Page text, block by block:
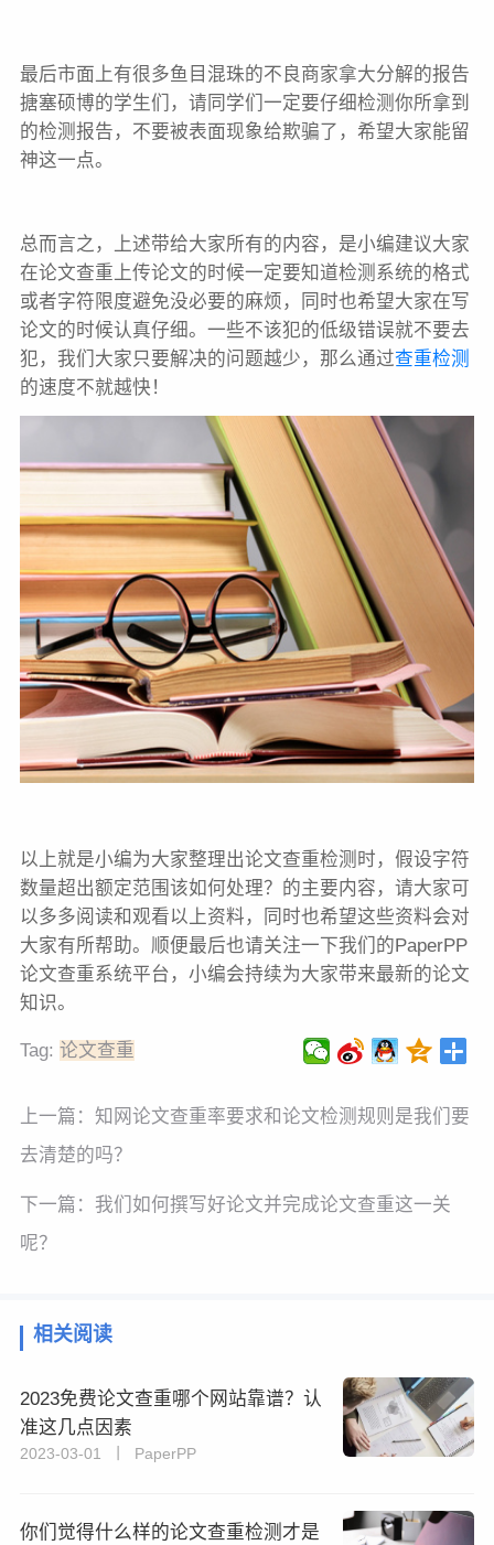
最后市面上有很多鱼目混珠的不良商家拿大分解的报告
搪塞硕博的学生们，请同学们一定要仔细检测你所拿到
的检测报告，不要被表面现象给欺骗了，希望大家能留
神这一点。
总而言之，上述带给大家所有的内容，是小编建议大家
在论文查重上传论文的时候一定要知道检测系统的格式
或者字符限度避免没必要的麻烦，同时也希望大家在写
论文的时候认真仔细。一些不该犯的低级错误就不要去
犯，我们大家只要解决的问题越少，那么通过查重检测
的速度不就越快！
以上就是小编为大家整理出论文查重检测时，假设字符
数量超出额定范围该如何处理？的主要内容，请大家可
以多多阅读和观看以上资料，同时也希望这些资料会对
大家有所帮助。顺便最后也请关注一下我们的PaperPP
论文查重系统平台，小编会持续为大家带来最新的论文
知识。
Tag: 论文查重
上一篇： 知网论文查重率要求和论文检测规则是我们要
去清楚的吗？
下一篇： 我们如何撰写好论文并完成论文查重这一关
呢？
相关阅读
2023免费论文查重哪个网站靠谱？认
准这几点因素
2023-03-01 丨 PaperPP
你们觉得什么样的论文查重检测才是